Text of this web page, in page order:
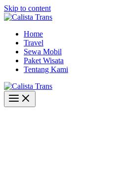
Skip to content
Home
Travel
Sewa Mobil
Paket Wisata
Tentang Kami